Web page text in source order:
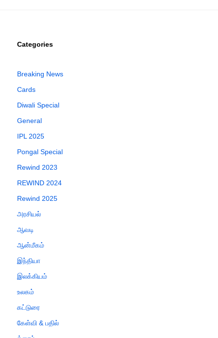
Categories
Breaking News
Cards
Diwali Special
General
IPL 2025
Pongal Special
Rewind 2023
REWIND 2024
Rewind 2025
அரசியல்
ஆவடி
ஆன்மீகம்
இந்தியா
இலக்கியம்
உலகம்
கட்டுரை
கேள்வி & பதில்